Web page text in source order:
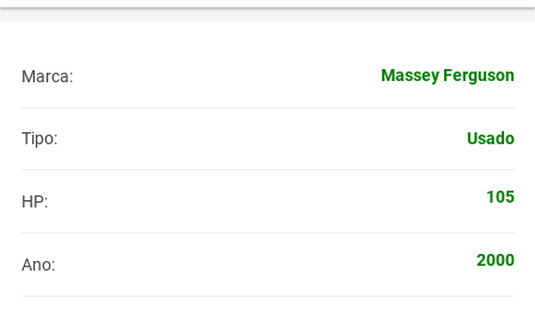
Marca: Massey Ferguson
Tipo: Usado
HP: 105
Ano: 2000